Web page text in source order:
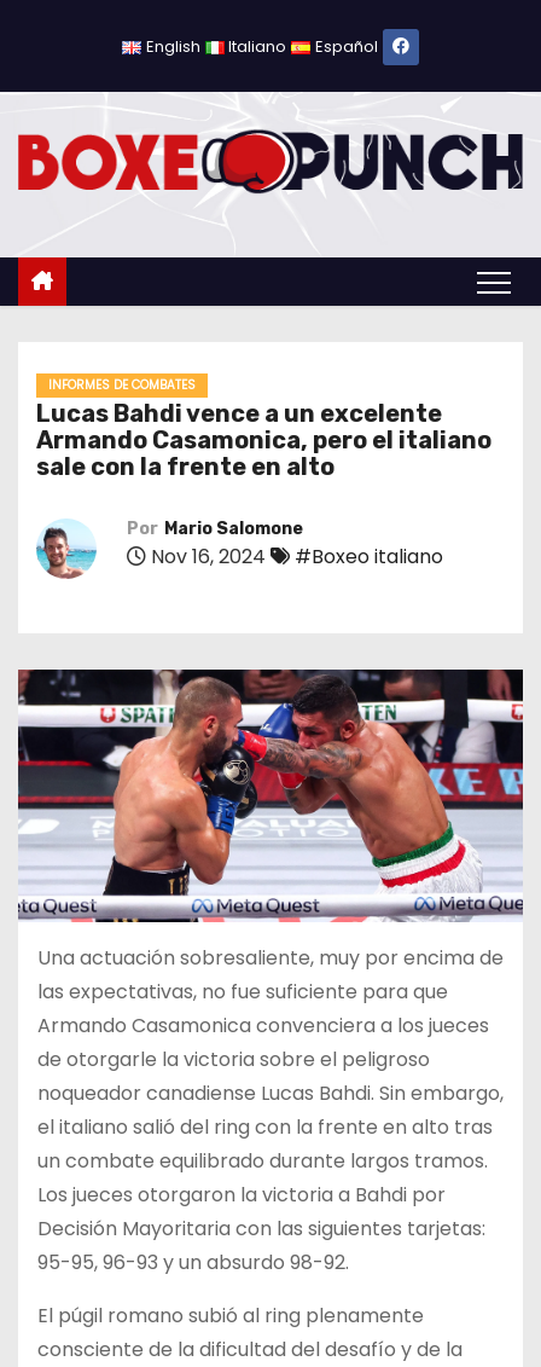
l
English Italiano Español
INFORMES DE COMBATES
Lucas Bahdi vence a un excelente
Armando Casamonica, pero el italiano
sale con la frente en alto
Por Mario Salomone
Nov 16, 2024 #Boxeo italiano
Una actuación sobresaliente, muy por encima de
las expectativas, no fue suficiente para que
Armando Casamonica convenciera a los jueces
de otorgarle la victoria sobre el peligroso
noqueador canadiense Lucas Bahdi. Sin embargo,
el italiano salió del ring con la frente en alto tras
un combate equilibrado durante largos tramos.
Los jueces otorgaron la victoria a Bahdi por
Decisión Mayoritaria con las siguientes tarjetas:
95-95, 96-93 y un absurdo 98-92.
El púgil romano subió al ring plenamente
consciente de la dificultad del desafío y de la